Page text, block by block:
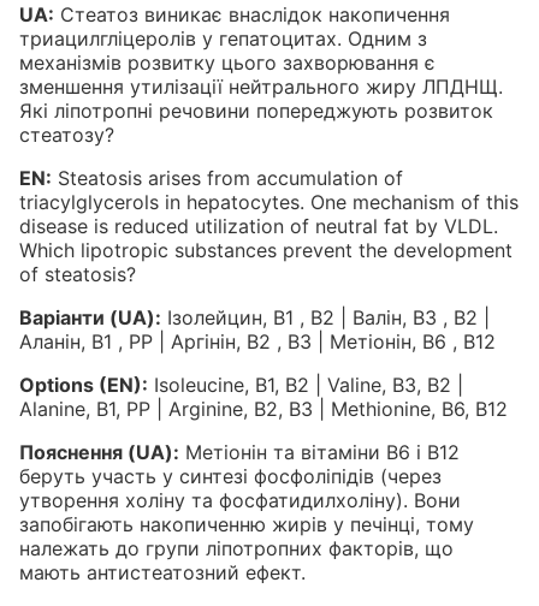
UA: Стеатоз виникає внаслідок накопичення
триацилгліцеролів у гепатоцитах. Одним з
механізмів розвитку цього захворювання є
зменшення утилізації нейтрального жиру ЛПДНЩ.
Які ліпотропні речовини попереджують розвиток
стеатозу?
EN: Steatosis arises from accumulation of
triacylglycerols in hepatocytes. One mechanism of this
disease is reduced utilization of neutral fat by VLDL.
Which lipotropic substances prevent the development
of steatosis?
Варіанти (UA): Ізолейцин, B1 , B2 | Валін, B3 , B2 |
Аланін, B1 , PP | Аргінін, B2 , B3 | Метіонін, B6 , B12
Options (EN): Isoleucine, B1, B2 | Valine, B3, B2 |
Alanine, B1, PP | Arginine, B2, B3 | Methionine, B6, B12
Пояснення (UA): Метіонін та вітаміни B6 і B12
беруть участь у синтезі фосфоліпідів (через
утворення холіну та фосфатидилхоліну). Вони
запобігають накопиченню жирів у печінці, тому
належать до групи ліпотропних факторів, що
мають антистеатозний ефект.